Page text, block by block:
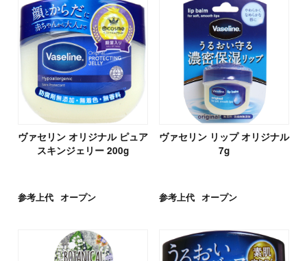
ヴァセリン オリジナル ピュア
スキンジェリー 200g
参考上代 オープン
ヴァセリン リップ オリジナル
7g
参考上代 オープン